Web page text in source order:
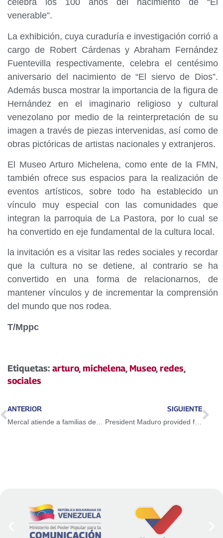
celebra los 100 años del nacimiento de “El
venerable”.
La exhibición, cuya curaduría e investigación corrió a
cargo de Robert Cárdenas y Abraham Fernández
Fuentevilla respectivamente, celebra el centésimo
aniversario del nacimiento de “El siervo de Dios”.
Además busca mostrar la importancia de la figura de
Hernández en el imaginario religioso y cultural
venezolano por medio de la reinterpretación de su
imagen a través de piezas intervenidas, así como de
obras pictóricas de artistas nacionales y extranjeros.
El Museo Arturo Michelena, como ente de la FMN,
también ofrece sus espacios para la realización de
eventos artísticos, sobre todo ha establecido un
vínculo muy especial con las comunidades que
integran la parroquia de La Pastora, por lo cual se
ha convertido en eje fundamental de la cultura local.
la invitación es a visitar las redes sociales y recordar
que la cultura no se detiene, al contrario se ha
convertido en una forma de relacionarnos, de
mantener vínculos y de incrementar la comprensión
del mundo que nos rodea.
T/Mppc
Etiquetas: arturo,michelena, Museo,redes,
sociales
ANTERIOR SIGUIENTE
President Maduro provided financing for the planting of 1,120,000 hectares in the country